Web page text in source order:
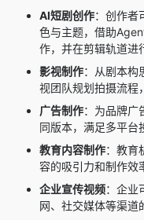
AI短剧创作：创作者
色与主题，借助
作，并在剪辑轨道进
影视制作：从剧本构
视团队规划拍摄流程
广告制作：为品牌广
同版本，满足多平台
教育内容制作：教育
容的吸引力和制作效
企业宣传视频：企业
网、社交媒体等渠道